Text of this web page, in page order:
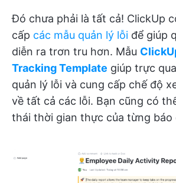
Đó chưa phải là tất cả! ClickUp
cấp các mẫu quản lý lỗi để giúp
diễn ra trơn tru hơn. Mẫu
Tracking Template giúp trực
quản lý lỗi và cung cấp chế độ
về tất cả các lỗi. Bạn cũng có
thái thời gian thực của từng báo